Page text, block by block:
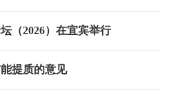
（2026）在宜宾举行
提质的意见